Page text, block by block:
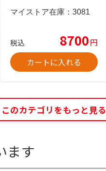
マイストア在庫： 3081
税込 8700円
カートに入れる
このカテゴリをもっと見る
ます